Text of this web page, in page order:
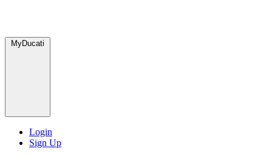
MyDucati
Login
Sign Up